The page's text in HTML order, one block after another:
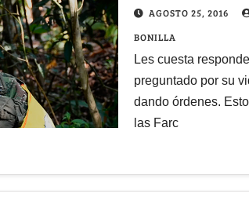
AGOSTO 25, 2016
BONILLA
Les cuesta
preguntado por su
dando órdenes.
las Farc